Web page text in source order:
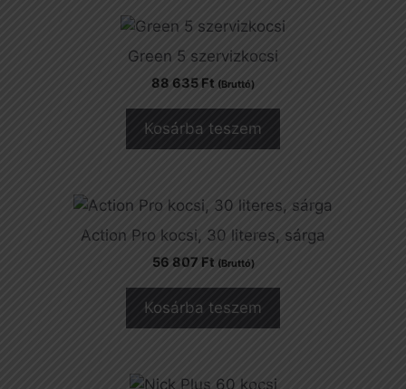
Green 5 szervizkocsi
88 635 Ft (Bruttó)
Kosárba teszem
Action Pro kocsi, 30 literes, sárga
56 807 Ft (Bruttó)
Kosárba teszem